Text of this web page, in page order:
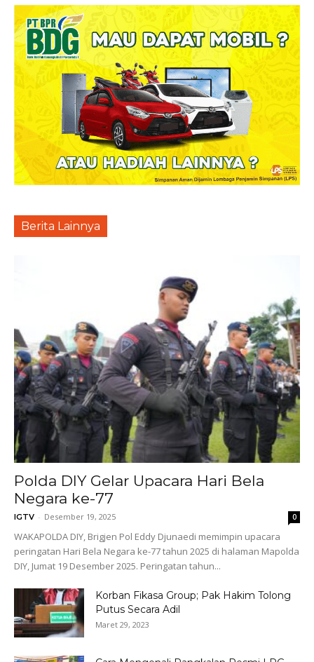
Berita Lainnya
Polda DIY Gelar Upacara Hari Bela
Negara ke-77
IGTV - Desember 19, 2025 0
WAKAPOLDA DIY, Brigjen Pol Eddy Djunaedi memimpin upacara
peringatan Hari Bela Negara ke-77 tahun 2025 di halaman Mapolda
DIY, Jumat 19 Desember 2025. Peringatan tahun...
Korban Fikasa Group; Pak Hakim Tolong
Putus Secara Adil
Maret 29, 2023